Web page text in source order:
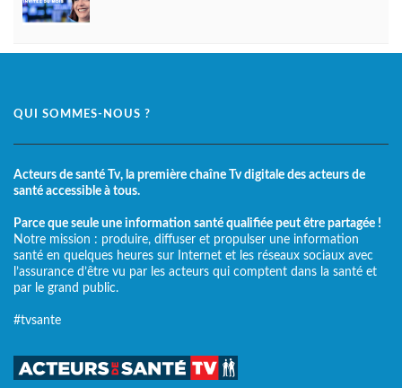
QUI SOMMES-NOUS ?
Acteurs de santé Tv, la première chaîne Tv digitale des acteurs de
santé accessible à tous.
Parce que seule une information santé qualifiée peut être partagée !
Notre mission : produire, diffuser et propulser une information
santé en quelques heures sur Internet et les réseaux sociaux avec
l’assurance d’être vu par les acteurs qui comptent dans la santé et
par le grand public.
#tvsante